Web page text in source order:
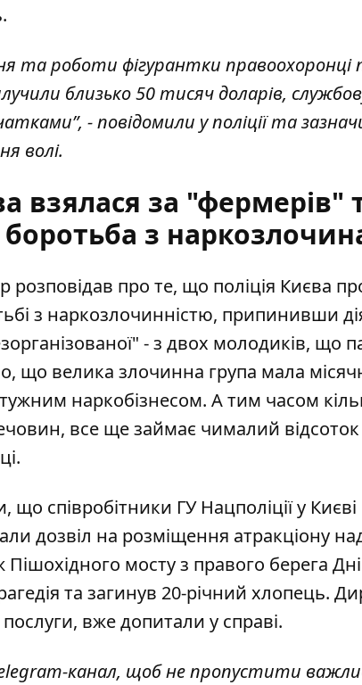
та роботи фігурантки правоохоронці
близько 50 тисяч доларів,
- повідомили у поліції та
волі.
взялася за "фермерів"
боротьба з
про те, що поліція Києва
з наркозлочинністю, припинивши
- з двох молодиків, що
що велика злочинна група мала
наркобізнесом. А тим часом
все ще займає чималий
що співробітники ГУ Нацполіції у
дозвіл на розміщення атракціону
мосту з правого берега
та загинув 20-річний хлопець.
вже допитали у справі.
канал, щоб не пропустити